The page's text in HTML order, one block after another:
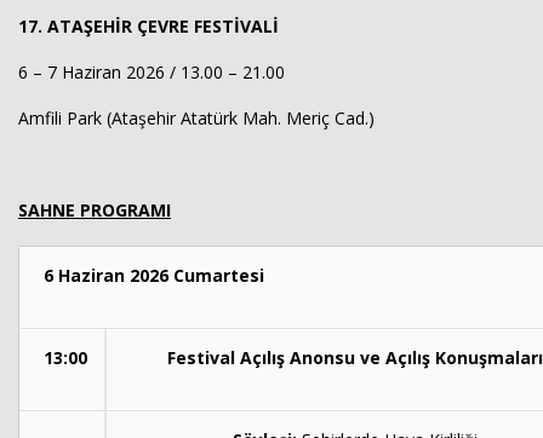
17. ATAŞEHİR ÇEVRE FESTİVALİ
6 – 7 Haziran 2026 / 13.00 – 21.00
Amfili Park (Ataşehir Atatürk Mah. Meriç Cad.)
SAHNE PROGRAMI
6 Haziran 2026 Cumartesi
13:00 Festival Açılış Anonsu ve Açılış Konuşmaları